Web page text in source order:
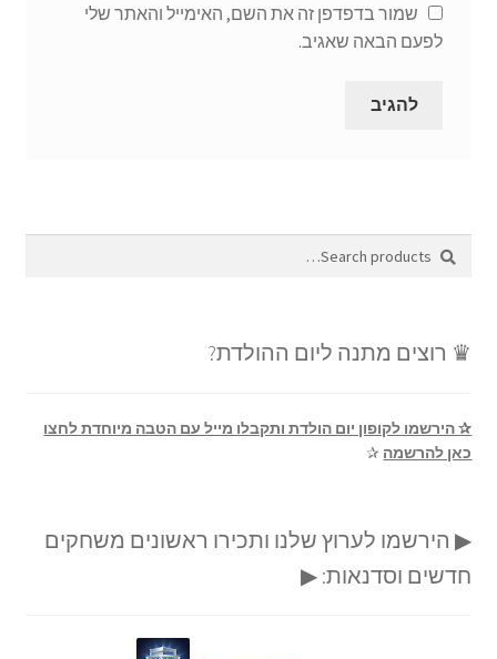
שמור בדפדפן זה את השם, האימייל והאתר שלי
לפעם הבאה שאגיב.
Search
for:
Search
♛ רוצים מתנה ליום ההולדת?
✰ הירשמו לקופון יום הולדת ותקבלו מייל עם הטבה מיוחדת לחצו
כאן להרשמה ✰
▶ הירשמו לערוץ שלנו ותכירו ראשונים משחקים
חדשים וסדנאות: ▶